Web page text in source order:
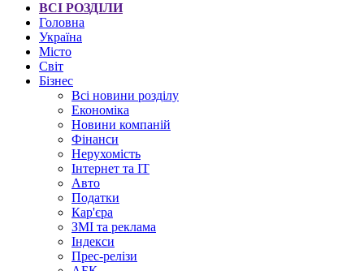
ВСІ РОЗДІЛИ
Головна
Україна
Місто
Світ
Бізнес
Всі новини розділу
Економіка
Новини компаній
Фінанси
Нерухомість
Інтернет та IT
Авто
Податки
Кар'єра
ЗМІ та реклама
Індекси
Прес-релізи